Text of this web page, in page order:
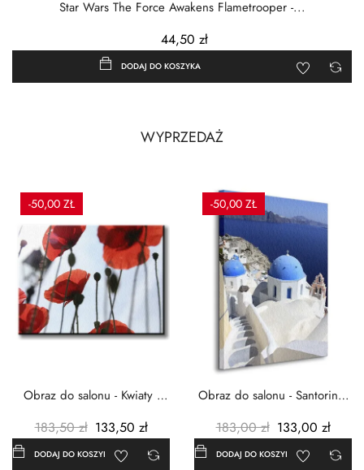
Star Wars The Force Awakens Flametrooper -...
44,50 zł
DODAJ DO KOSZYKA
WYPRZEDAŻ
-50,00 ZŁ
Obraz do salonu - Kwiaty -
183,50 zł 133,50 zł
DODAJ DO KOSZYKA
-50,00 ZŁ
Obraz do salonu - Santorini -
183,00 zł 133,00 zł
DODAJ DO KOSZYKA